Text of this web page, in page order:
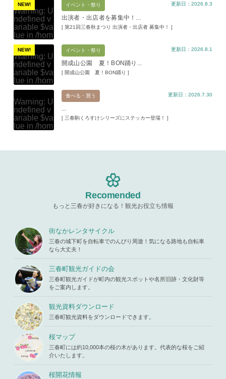
NEW!
Warning: U
ndefined v
ariable $va
lue in /hom
e/xs11945
9/miharuko
ma.com/pu
blic_html/w
p-content/t
hemes/mih
aru/templat
e-parts/pic
up.phpon l
ine19
Warning: A
parts/picu
p.phpon li
ne19
イベント・祭り
出演者・出店者を募集中！...
[ 第21回三春秋まつり 出演者・出店者 募集中！ ]
更新日：2026.8.3
NEW!
Warning: U
ndefined v
ariable $va
lue in /hom
e/xs11945
9/miharuko
ma.com/pu
blic_html/w
p-content/t
hemes/mih
up.phpon l
iharukoma.
com/public
_html/wp-c
ontent/the
mes/mihar
u/template-
parts/picu
p.phpon li
ne19
イベント・祭り
開成山公園 夏！BON踊り...
[ 開成山公園 夏！BON踊り ]
更新日：2026.8.1
Warning: U
ndefined v
ariable $va
lue in /hom
ma.com/pu
ttempt to re
ad property
"ID" on null
in/home/x
iharukoma.
com/public
_html/wp-c
ontent/the
mes/mihar
u/template-
parts/picu
p.phpon li
ne 19
食べる・買う
[ 三春駒くろすけシリーズにステッカー登場！ ]
更新日：2026.7.30
Recomended
もっと三春が好きになる！観光お役立ち情報
街なかレンタサイクル
三春の城下町を自転車でのんびり周遊！気になる路地も自転車
なら大丈夫！
三春町観光ガイドの会
三春町観光ガイドが町内の観光スポットや名所旧跡・文化財等
をご案内します。
観光資料ダウンロード
三春町観光資料をダウンロードできます。
桜マップ
三春町には約10,000本の桜の木があります。代表的な桜をご紹
介いたします。
桜開花情報